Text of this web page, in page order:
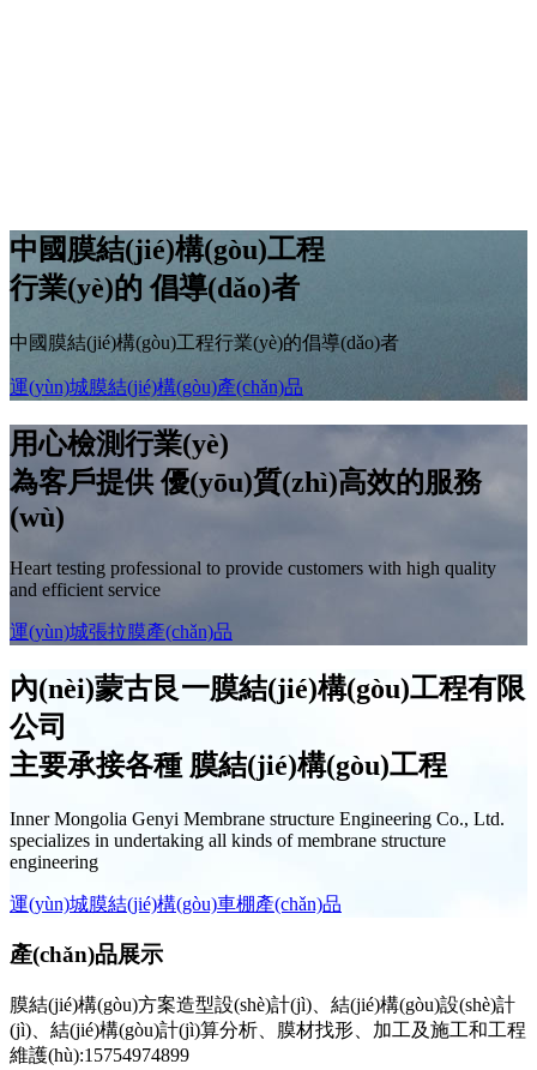
中國膜結(jié)構(gòu)工程
行業(yè)的倡導(dǎo)者
中國膜結(jié)構(gòu)工程行業(yè)的倡導(dǎo)者
運(yùn)城膜結(jié)構(gòu)產(chǎn)品
用心檢測行業(yè)
為客戶提供優(yōu)質(zhì)高效的服務
(wù)
Heart testing professional to provide customers with high quality
and efficient service
運(yùn)城張拉膜產(chǎn)品
內(nèi)蒙古艮一膜結(jié)構(gòu)工程有限
公司
主要承接各種 膜結(jié)構(gòu)工程
Inner Mongolia Genyi Membrane structure Engineering Co., Ltd.
specializes in undertaking all kinds of membrane structure
engineering
運(yùn)城膜結(jié)構(gòu)車棚產(chǎn)品
產(chǎn)品展示
膜結(jié)構(gòu)方案造型設(shè)計(jì)、結(jié)構(gòu)設(shè)計
(jì)、結(jié)構(gòu)計(jì)算分析、膜材找形、加工及施工和工程
維護(hù):15754974899